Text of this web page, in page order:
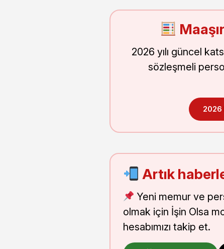
2026 yılı güncel
sözleşmeli
2026
Artık
Yeni memur ve
olmak için İşin Olsa
hesabımızı takip et.